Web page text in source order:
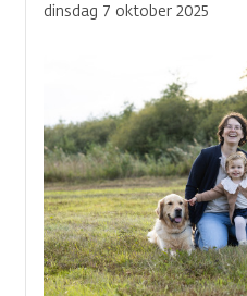
dinsdag 7 oktober 2025